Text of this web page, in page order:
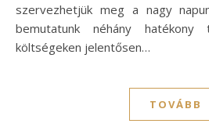
szervezhetjük meg a nagy
bemutatunk néhány
költségeken jelentősen…
TOVÁBB